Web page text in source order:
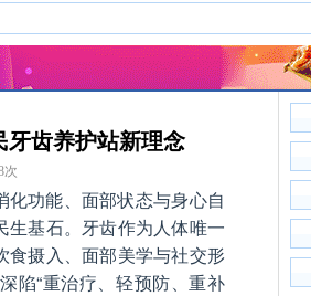
齿养护站新理念
次
功能、面部状态与身心自
基石。牙齿作为人体唯一
食摄入、面部美学与社交形
陷“重治疗、轻预防、重补